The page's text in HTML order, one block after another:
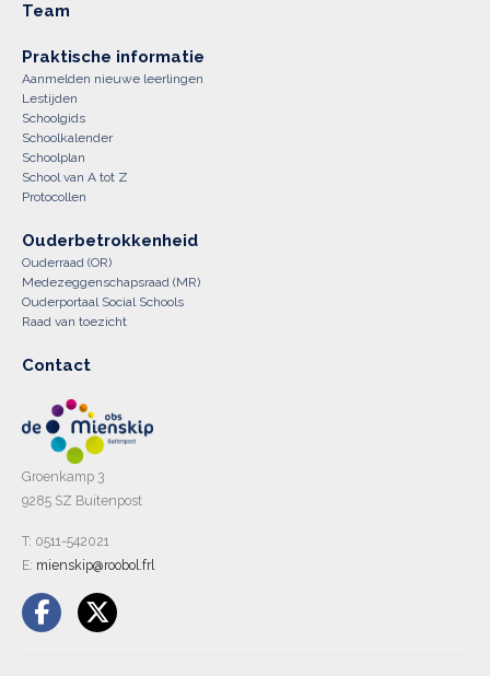
Team
Praktische informatie
Aanmelden nieuwe leerlingen
Lestijden
Schoolgids
Schoolkalender
Schoolplan
School van A tot Z
Protocollen
Ouderbetrokkenheid
Ouderraad (OR)
Medezeggenschapsraad (MR)
Ouderportaal Social Schools
Raad van toezicht
Contact
Groenkamp 3
9285 SZ Buitenpost
T: 0511-542021
E: mienskip@roobol.frl